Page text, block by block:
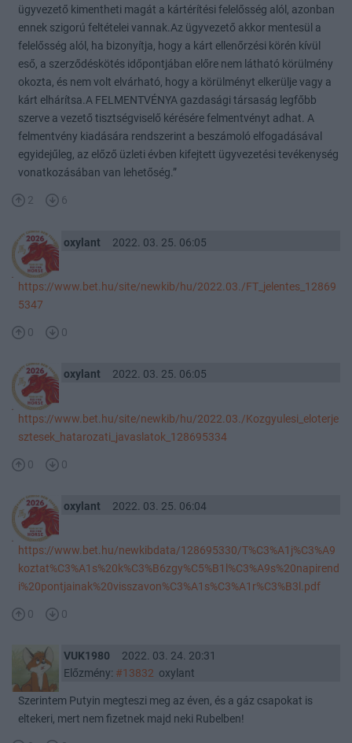
ügyvezető kimentheti magát a kártérítési felelősség alól, azonban
ennek szigorú feltételei vannak.Az ügyvezető akkor mentesül a
felelősség alól, ha bizonyítja, hogy a kárt ellenőrzési körén kívül
eső, a szerződéskötés időpontjában előre nem látható körülmény
okozta, és nem volt elvárható, hogy a körülményt elkerülje vagy a
kárt elhárítsa.A FELMENTVÉNYA gazdasági társaság legfőbb
szerve a vezető tisztségviselő kérésére felmentvényt adhat. A
felmentvény kiadására rendszerint a beszámoló elfogadásával
egyidejűleg, az előző üzleti évben kifejtett ügyvezetési tevékenység
vonatkozásában van lehetőség.”
2 6
oxylant 2022. 03. 25. 06:05
https://www.bet.hu/site/newkib/hu/2022.03./FT_jelentes_12869
5347
0 0
oxylant 2022. 03. 25. 06:05
https://www.bet.hu/site/newkib/hu/2022.03./Kozgyulesi_eloterje
sztesek_hatarozati_javaslatok_128695334
0 0
oxylant 2022. 03. 25. 06:04
https://www.bet.hu/newkibdata/128695330/T%C3%A1j%C3%A9
koztat%C3%A1s%20k%C3%B6zgy%C5%B1l%C3%A9s%20napirend
i%20pontjainak%20visszavon%C3%A1s%C3%A1r%C3%B3l.pdf
0 0
VUK1980
2022. 03. 24. 20:31
Előzmény: #13832 oxylant
Szerintem Putyin megteszi meg az éven, és a gáz csapokat is
eltekeri, mert nem fizetnek majd neki Rubelben!